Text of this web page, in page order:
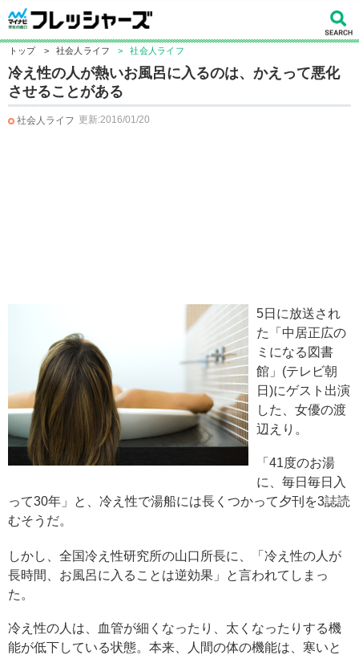
トップ > 社会人ライフ > 社会人ライフ
冷え性の人が熱いお風呂に入るのは、かえって悪化
させることがある
社会人ライフ 更新:2016/01/20
5日に放送され
た「中居正広の
ミになる図書
館」(テレビ朝
日)にゲスト出演
した、女優の渡
辺えり。
「41度のお湯
に、毎日毎日入
って30年」と、冷え性で湯船には長くつかって夕刊を3誌読
むそうだ。
しかし、全国冷え性研究所の山口所長に、「冷え性の人が
長時間、お風呂に入ることは逆効果」と言われてしまっ
た。
冷え性の人は、血管が細くなったり、太くなったりする機
能が低下している状態。本来、人間の体の機能は、寒いと